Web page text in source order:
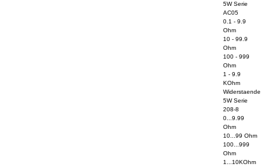
5W Serie
AC05
0.1 - 9.9
Ohm
10 - 99.9
Ohm
100 - 999
Ohm
1 - 9.9
KOhm
Widerstaende
5W Serie
208-8
0...9.99
Ohm
10...99 Ohm
100...999
Ohm
1...10KOhm